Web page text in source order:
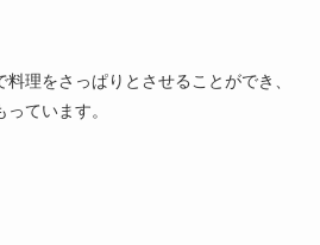
理をさっぱりとさせることができ、
ています。